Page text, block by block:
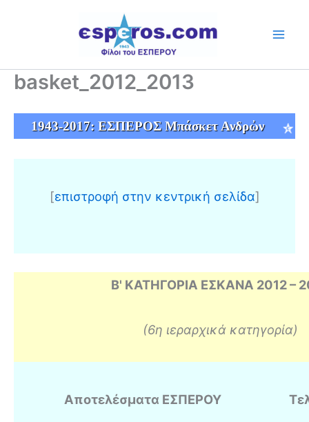
basket_2012_2013
1943-2017: ΕΣΠΕΡΟΣ Μπάσκετ Ανδρὠν
[επιστροφή στην κεντρική σελίδα]
Β' ΚΑΤΗΓΟΡΙΑ ΕΣΚΑΝΑ 2012 –
(6η ιεραρχικά κατηγορία)
Αποτελέσματα ΕΣΠΕΡΟΥ